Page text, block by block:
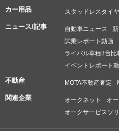
カー用品 スタッドレスタイヤ
ニュース/記事 自動車ニュース
試乗レポート動画
ライバル車種3台比
イベントレポート
不動産 MOTA不動産査定
関連企業 オークネット
オ
オークサービスソ